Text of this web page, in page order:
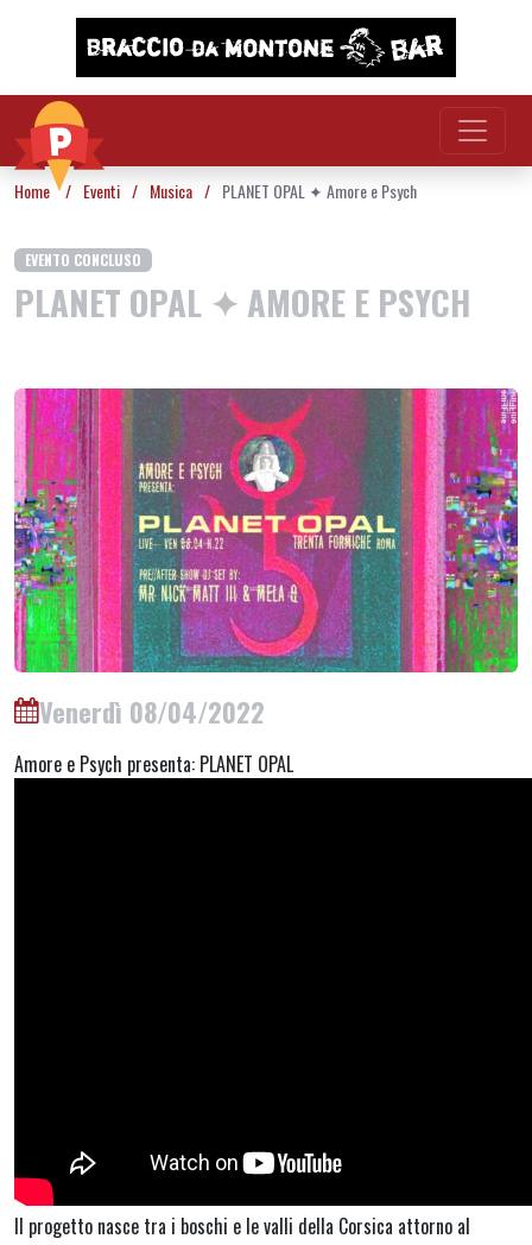
Vai al contenuto
Home / Eventi / Musica / PLANET OPAL ✦ Amore e Psych
EVENTO CONCLUSO
PLANET OPAL ✦ AMORE E PSYCH
Venerdì 08/04/2022
Amore e Psych presenta: PLANET OPAL
Il progetto nasce tra i boschi e le valli della Corsica attorno al